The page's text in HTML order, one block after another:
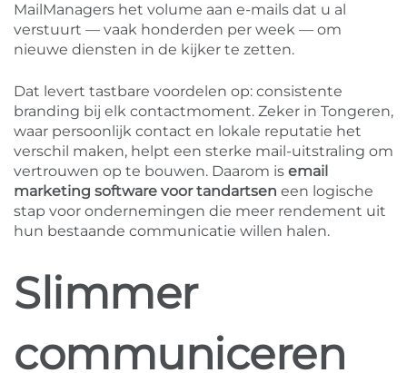
MailManagers het volume aan e-mails dat u al
verstuurt — vaak honderden per week — om
nieuwe diensten in de kijker te zetten.
Dat levert tastbare voordelen op: consistente
branding bij elk contactmoment. Zeker in Tongeren,
waar persoonlijk contact en lokale reputatie het
verschil maken, helpt een sterke mail-uitstraling om
vertrouwen op te bouwen. Daarom is email
marketing software voor tandartsen een logische
stap voor ondernemingen die meer rendement uit
hun bestaande communicatie willen halen.
Slimmer
communiceren